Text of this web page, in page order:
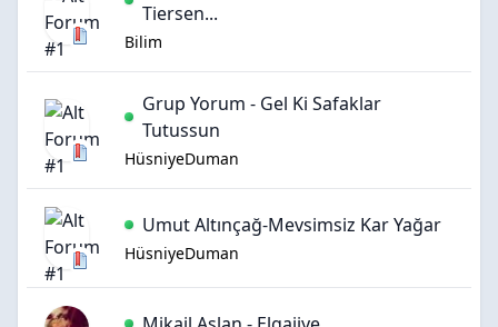
Tiersen...
Bilim
Grup Yorum - Gel Ki Safaklar
Tutussun
HüsniyeDuman
Umut Altınçağ-Mevsimsiz Kar Yağar
HüsniyeDuman